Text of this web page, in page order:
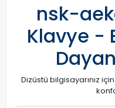
nsk-
Klavye -
Dizüstü bilgisayarınız